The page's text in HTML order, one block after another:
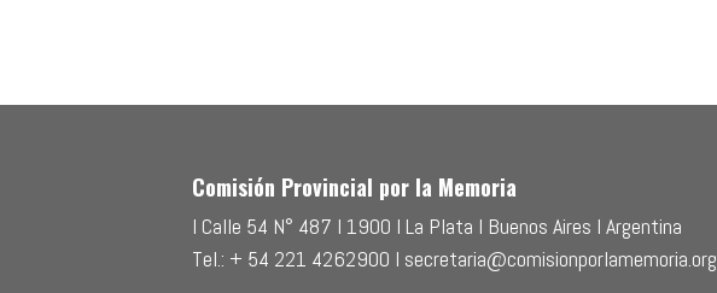
Comisión Provincial por la Memoria
l Calle 54 N° 487 l 1900 l La Plata l Buenos Aires l Argentina
Tel.: + 54 221 4262900 l secretaria@comisionporlamemoria.org